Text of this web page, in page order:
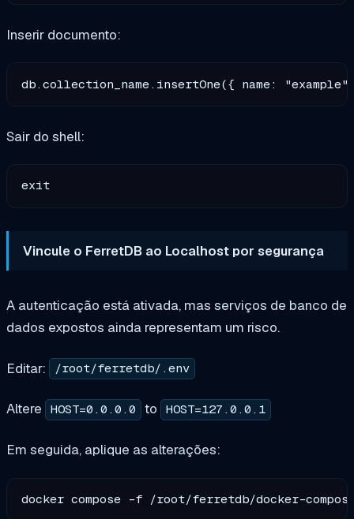
Inserir documento:
Sair do shell:
Vincule o FerretDB ao Localhost por segurança
A autenticação está ativada, mas serviços de banco de
dados expostos ainda representam um risco.
Editar: /root/ferretdb/.env
Altere HOST=0.0.0.0 to HOST=127.0.0.1
Em seguida, aplique as alterações: